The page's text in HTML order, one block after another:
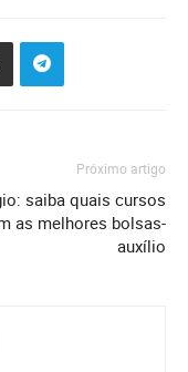
Próximo artigo
saiba quais cursos
as melhores bolsas-
auxílio